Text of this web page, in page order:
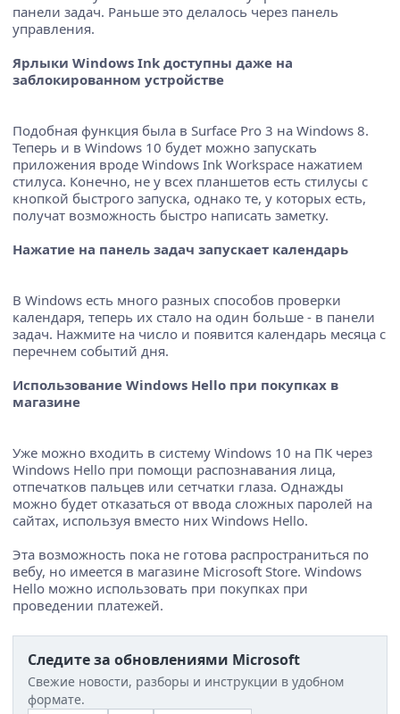
панели задач. Раньше это делалось через панель
управления.
Ярлыки Windows Ink доступны даже на
заблокированном устройстве
Подобная функция была в Surface Pro 3 на Windows 8.
Теперь и в Windows 10 будет можно запускать
приложения вроде Windows Ink Workspace нажатием
стилуса. Конечно, не у всех планшетов есть стилусы с
кнопкой быстрого запуска, однако те, у которых есть,
получат возможность быстро написать заметку.
Нажатие на панель задач запускает календарь
В Windows есть много разных способов проверки
календаря, теперь их стало на один больше - в панели
задач. Нажмите на число и появится календарь месяца с
перечнем событий дня.
Использование Windows Hello при покупках в
магазине
Уже можно входить в систему Windows 10 на ПК через
Windows Hello при помощи распознавания лица,
отпечатков пальцев или сетчатки глаза. Однажды
можно будет отказаться от ввода сложных паролей на
сайтах, используя вместо них Windows Hello.
Эта возможность пока не готова распространиться по
вебу, но имеется в магазине Microsoft Store. Windows
Hello можно использовать при покупках при
проведении платежей.
Следите за обновлениями Microsoft
Свежие новости, разборы и инструкции в удобном
формате.